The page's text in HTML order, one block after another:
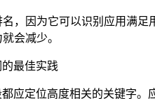
，因为它可以识别应用满足
会减少。
的最佳实践
应定位高度相关的关键字。